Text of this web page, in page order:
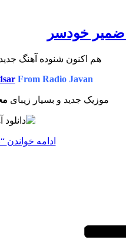
خودسر
هم اکنون شنوده آهنگ
From Radio Javan
موزیک جدید و بسیار زیبای
ادامه خواندن